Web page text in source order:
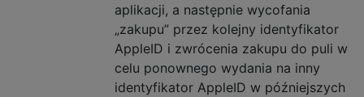
aplikacji, a następnie wycofania
„zakupu” przez kolejny identyfikator
AppleID i zwrócenia zakupu do puli w
celu ponownego wydania na inny
identyfikator AppleID w późniejszych